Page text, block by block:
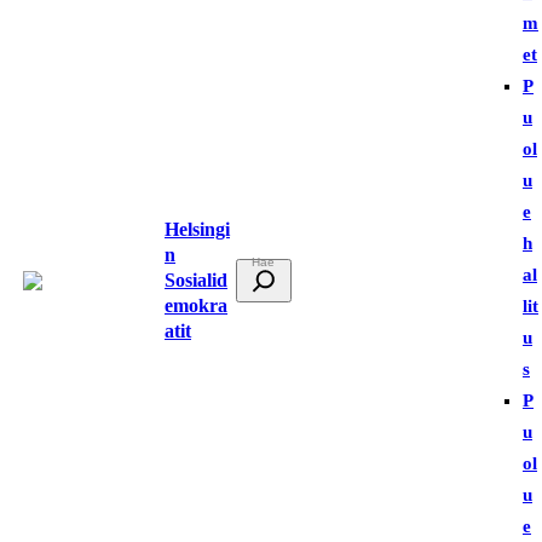
Helsingi
n
Sosialid
emokra
atit
t
m
et
P
u
ol
u
e
h
al
lit
u
s
P
u
ol
u
e